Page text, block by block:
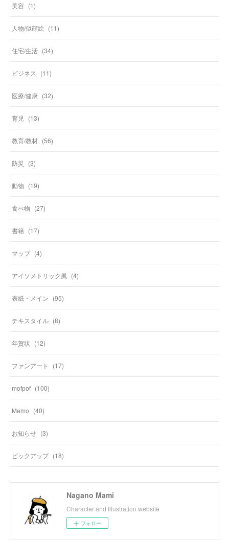
美容 (1)
人物/似顔絵 (11)
住宅/生活 (34)
ビジネス (11)
医療/健康 (32)
育児 (13)
教育/教材 (56)
防災 (3)
動物 (19)
食べ物 (27)
書籍 (17)
マップ (4)
アイソメトリック風 (4)
表紙・メイン (95)
テキスタイル (8)
年賀状 (12)
ファンアート (17)
mofpof (100)
Memo (40)
お知らせ (3)
ピックアップ (18)
Nagano Mami
Character and Illustration website
フォロー